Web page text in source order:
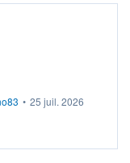
• 25 juil. 2026